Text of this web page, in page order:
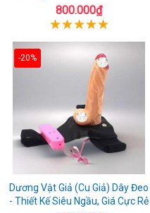
đen
800.000₫
-20%
Dương Vật Giả (Cu Giả) Dây Đeo
- Thiết Kế Siêu Ngầu, Giá Cực Rẻ